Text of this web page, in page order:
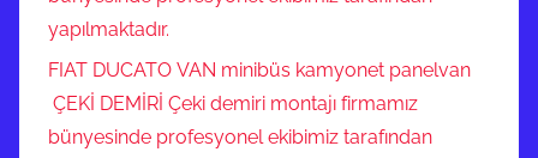
yapılmaktadır.
FIAT DUCATO VAN minibüs kamyonet panelvan
ÇEKİ DEMİRİ Çeki demiri montajı firmamız
bünyesinde profesyonel ekibimiz tarafından